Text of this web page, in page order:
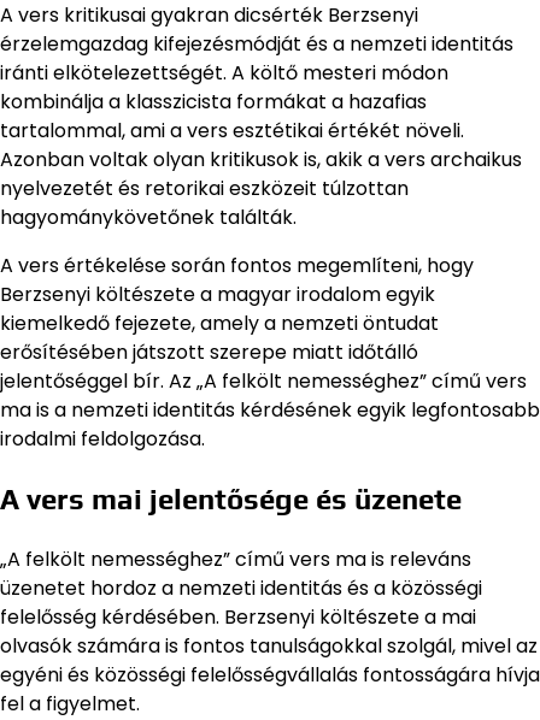
A vers kritikusai gyakran dicsérték Berzsenyi
érzelemgazdag kifejezésmódját és a nemzeti identitás
iránti elkötelezettségét. A költő mesteri módon
kombinálja a klasszicista formákat a hazafias
tartalommal, ami a vers esztétikai értékét növeli.
Azonban voltak olyan kritikusok is, akik a vers archaikus
nyelvezetét és retorikai eszközeit túlzottan
hagyománykövetőnek találták.
A vers értékelése során fontos megemlíteni, hogy
Berzsenyi költészete a magyar irodalom egyik
kiemelkedő fejezete, amely a nemzeti öntudat
erősítésében játszott szerepe miatt időtálló
jelentőséggel bír. Az „A felkölt nemességhez” című vers
ma is a nemzeti identitás kérdésének egyik legfontosabb
irodalmi feldolgozása.
A vers mai jelentősége és üzenete
„A felkölt nemességhez” című vers ma is releváns
üzenetet hordoz a nemzeti identitás és a közösségi
felelősség kérdésében. Berzsenyi költészete a mai
olvasók számára is fontos tanulságokkal szolgál, mivel az
egyéni és közösségi felelősségvállalás fontosságára hívja
fel a figyelmet.